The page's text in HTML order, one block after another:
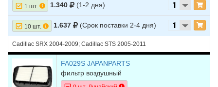
1 шт. 1.340 (1-2 дня)
10 шт. 1.637 (Срок поставки 2-4 дня)
Cadillac SRX 2004-2009; Cadillac STS 2005-2011
FA029S JAPANPARTS
фильтр воздушный